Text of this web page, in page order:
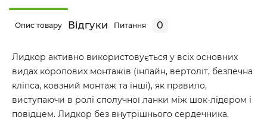
Опис товару Відгуки Питання 0
Лидкор активно використовується у всіх основних
видах коропових монтажів (інлайн, вертоліт, безпечна
кліпса, ковзний монтаж та інші), як правило,
виступаючи в ролі сполучної ланки між шок-лідером і
повідцем. Лидкор без внутрішнього сердечника.